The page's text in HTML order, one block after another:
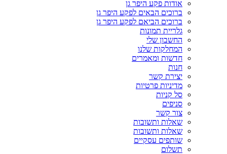
אודות פקע היפר גן
ברוכים הבאים לפקע היפר גן
ברוכים הביאם לפקע היפר גן
גלריית תמונות
החשבון שלי
המחלקות שלנו
חדשות ומאמרים
חנות
יצירת קשר
מדיניות פרטיות
סל קניות
סניפים
צור קשר
שאלות ותשובות
שאלות ותשובות
שותפים עסקיים
תשלום